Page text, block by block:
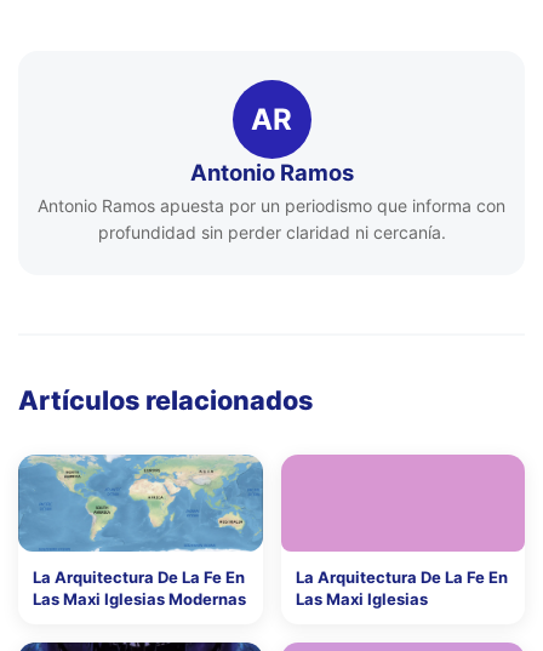
AR
Antonio Ramos
Antonio Ramos apuesta por un periodismo que informa con
profundidad sin perder claridad ni cercanía.
Artículos relacionados
La Arquitectura De La Fe En
Las Maxi Iglesias Modernas
La Arquitectura De La Fe En
Las Maxi Iglesias